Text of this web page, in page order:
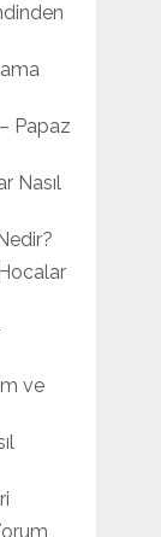
Papaz
Nasıl
ve